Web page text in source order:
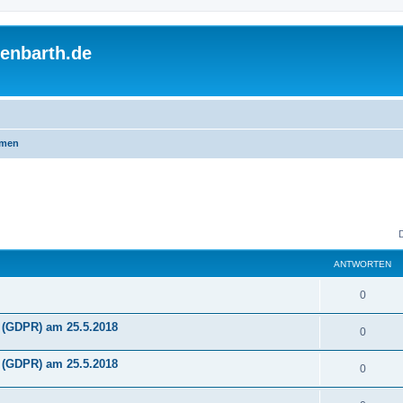
ANTWORTEN
0A
n
w
o
am 25.5.2018 0A
n
am 25.5.2018 0A
n